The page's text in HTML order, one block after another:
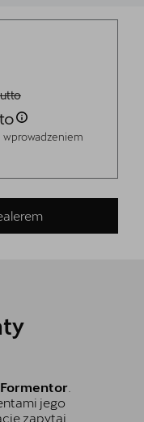
wprowadzeniem
Formentor
jego
zapytaj